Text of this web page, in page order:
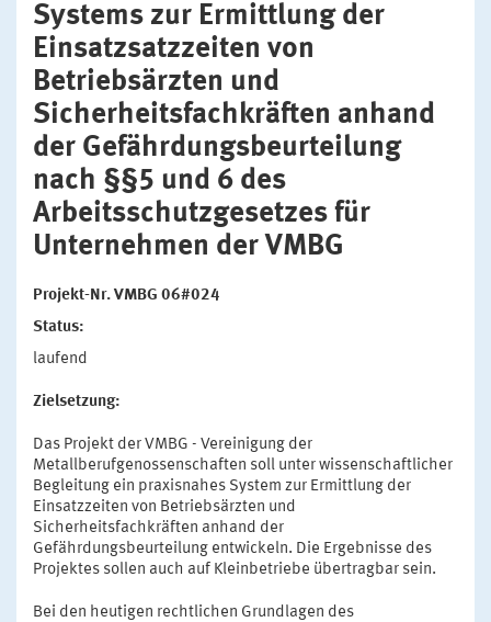
Systems zur Ermittlung der
Einsatzsatzzeiten von
Betriebsärzten und
Sicherheitsfachkräften anhand
der Gefährdungsbeurteilung
nach §§5 und 6 des
Arbeitsschutzgesetzes für
Unternehmen der VMBG
Projekt-Nr. VMBG 06#024
Status:
laufend
Zielsetzung:
Das Projekt der VMBG - Vereinigung der
Metallberufgenossenschaften soll unter wissenschaftlicher
Begleitung ein praxisnahes System zur Ermittlung der
Einsatzzeiten von Betriebsärzten und
Sicherheitsfachkräften anhand der
Gefährdungsbeurteilung entwickeln. Die Ergebnisse des
Projektes sollen auch auf Kleinbetriebe übertragbar sein.
Bei den heutigen rechtlichen Grundlagen des